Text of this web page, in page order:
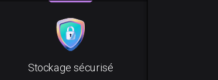
Stockage sécurisé